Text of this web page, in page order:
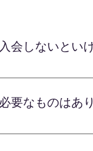
会しないとい
授業は、 「お
軽に無料体験授
ポートさせてい
要なものはあ
授業は パソコ